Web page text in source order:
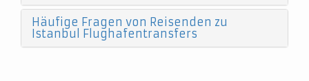
Häufige Fragen von Reisenden zu
Istanbul Flughafentransfers